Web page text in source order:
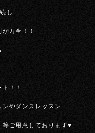
し
万全！！
！！
やダンスレッスン、
等ご用意しております♥